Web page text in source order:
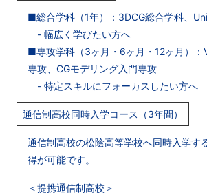
■総合学科（1年）：3DCG総合学科、
- 幅広く学びたい方へ
■専攻学科（3ヶ月・6ヶ月・12ヶ月）：
専攻、CGモデリング入門専攻
- 特定スキルにフォーカスしたい方へ
通信制高校同時入学コース（3年間）
通信制高校の松陰高等学校へ同時入学す
得が可能です。
＜提携通信制高校＞